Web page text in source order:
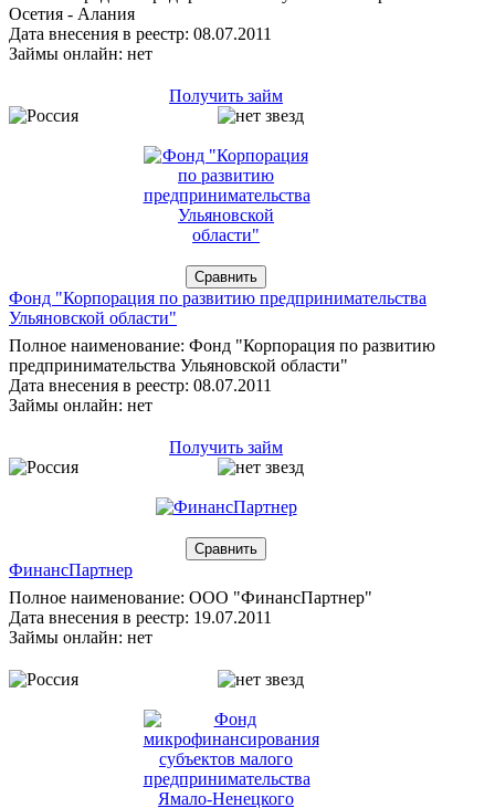
Осетия - Алания
Дата внесения в реестр: 08.07.2011
Займы онлайн: нет
Получить займ
Фонд "Корпорация по развитию предпринимательства
Ульяновской области"
Полное наименование: Фонд "Корпорация по развитию
предпринимательства Ульяновской области"
Дата внесения в реестр: 08.07.2011
Займы онлайн: нет
Получить займ
ФинансПартнер
Полное наименование: ООО "ФинансПартнер"
Дата внесения в реестр: 19.07.2011
Займы онлайн: нет